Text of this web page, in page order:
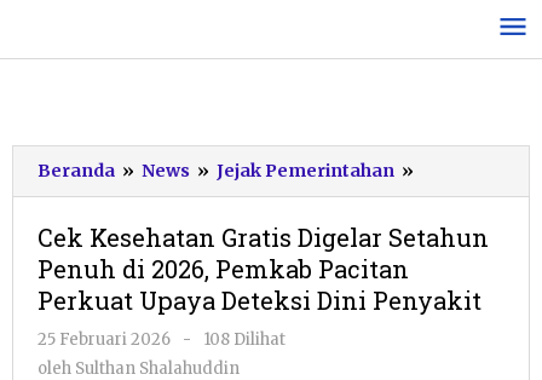
konten
Beranda » News » Jejak Pemerintahan »
Kesehatan
Digelar
Penuh
di
Cek Kesehatan Gratis Digelar Setahun
Penuh di 2026, Pemkab Pacitan
Perkuat Upaya Deteksi Dini Penyakit
25 Februari 2026
oleh
Sulthan
-
108 Dilihat
oleh Sulthan Shalahuddin